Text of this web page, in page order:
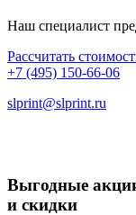
Наш специалист
Рассчитать
+7 (495) 150-66-06
slprint@slprint.ru
Выгодные
и скидки